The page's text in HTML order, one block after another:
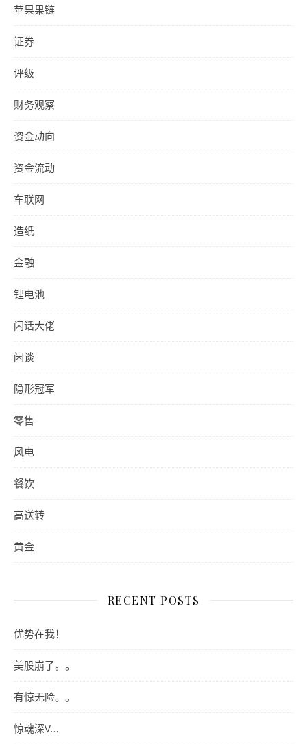
苹果果链
证券
评级
财务观察
资金动向
资金流动
车联网
造纸
金融
锂电池
闲话大佬
闲谈
隐形冠军
零售
风电
餐饮
高送转
黄金
RECENT POSTS
优势在我！
美股崩了。。
有惊无险。。
惊魂深V…